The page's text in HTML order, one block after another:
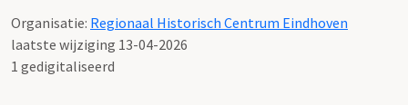
Organisatie: Regionaal Historisch Centrum Eindhoven
laatste wijziging 13-04-2026
1 gedigitaliseerd